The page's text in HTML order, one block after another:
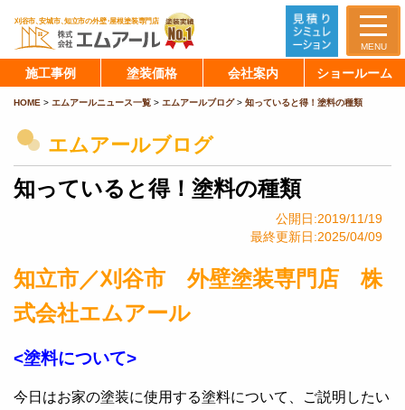
MENU
施工事例 塗装価格 会社案内 ショールーム
HOME > エムアールニュース一覧 > エムアールブログ> 知っていると得！塗料の種類
エムアールブログ
知っていると得！塗料の種類
公開日:2019/11/19
最終更新日:2025/04/09
知立市／刈谷市 外壁塗装専門店 株
式会社エムアール
<塗料について>
今日はお家の塗装に使用する塗料について、ご説明したい